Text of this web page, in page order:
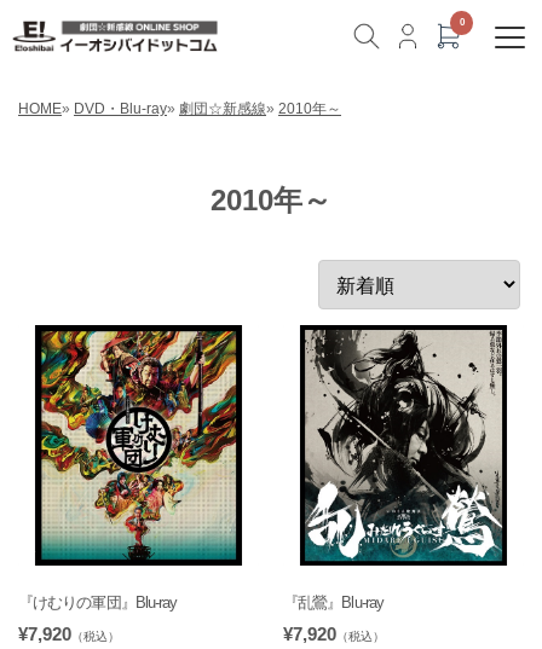
HOME» DVD・Blu-ray» 劇団☆新感線» 2010年～
2010年～
『けむりの軍団』Blu-ray
¥7,920 （税込）
『乱鶯』Blu-ray
¥7,920 （税込）